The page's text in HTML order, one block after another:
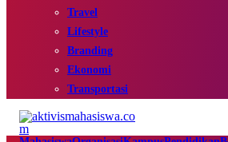
Travel
Lifestyle
Branding
Ekonomi
Transportasi